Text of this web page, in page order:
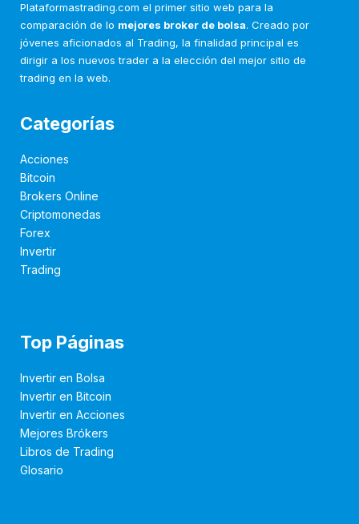
Plataformastrading.com el primer sitio web para la
comparación de lo mejores broker de bolsa. Creado por
jóvenes aficionados al Trading, la finalidad principal es
dirigir a los nuevos trader a la elección del mejor sitio de
trading en la web.
Categorías
Acciones
Bitcoin
Brokers Online
Criptomonedas
Forex
Invertir
Trading
Top Páginas
Invertir en Bolsa
Invertir en Bitcoin
Invertir en Acciones
Mejores Brókers
Libros de Trading
Glosario